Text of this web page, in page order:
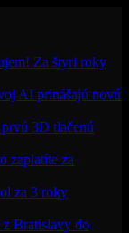
Za štyri roky
AI prinášajú novú
3D tlačenú
zaplatíte za
za 3 roky
z Bratislavy do